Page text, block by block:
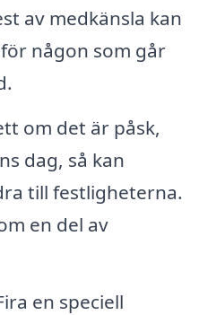
av medkänsla kan
någon som går
om det är påsk,
dag, så kan
till festligheterna.
en del av
en speciell